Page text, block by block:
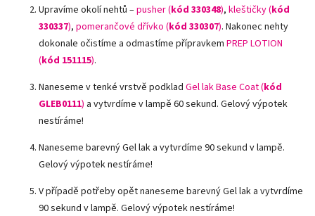
Upravíme okolí nehtů –pusher (kód 330348), kleštičky (kód
330337), pomerančové dřívko (kód 330307). Nakonec nehty
dokonale očistíme a odmastíme přípravkem PREP LOTION
(kód 151115).
Naneseme v tenké vrstvě podklad Gel lak Base Coat (kód
GLEB0111) a vytvrdíme v lampě 60 sekund. Gelový výpotek
nestíráme!
Naneseme barevný Gel lak a vytvrdíme 90 sekund v lampě.
Gelový výpotek nestíráme!
V případě potřeby opět naneseme barevný Gel lak a vytvrdíme
90 sekund v lampě. Gelový výpotek nestíráme!